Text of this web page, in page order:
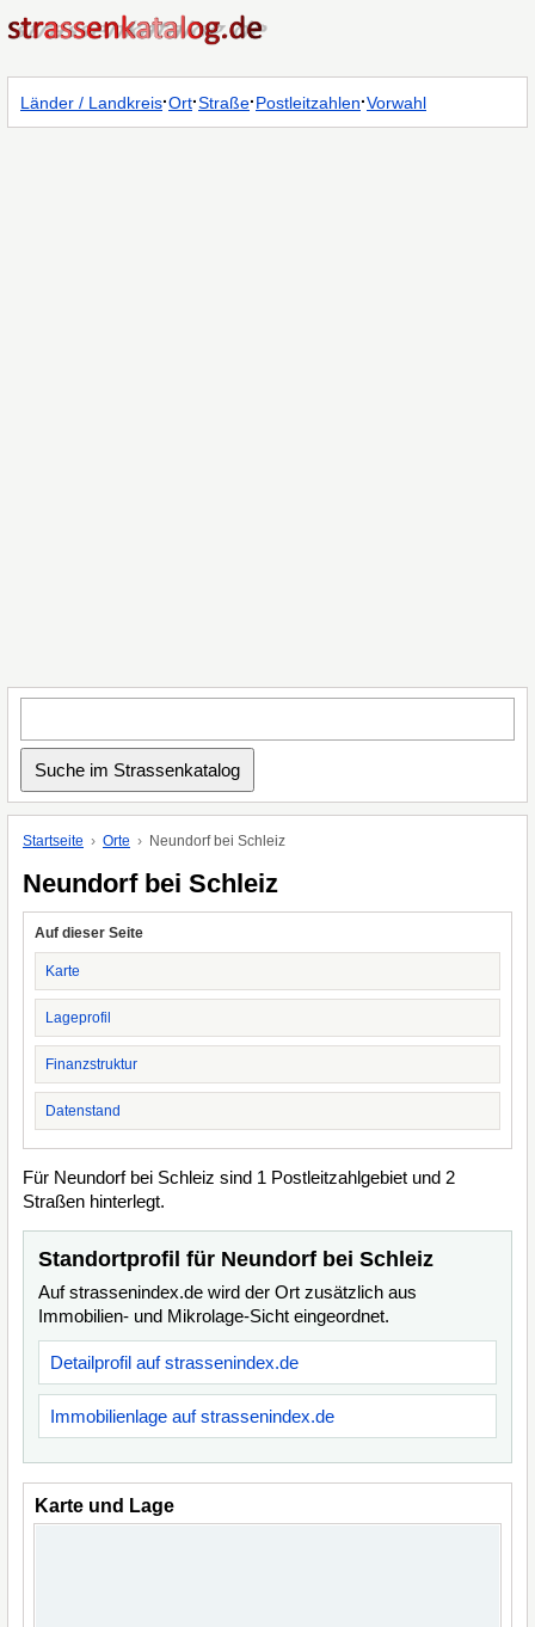
Länder / Landkreis·Ort·Straße·Postleitzahlen·Vorwahl
Startseite Orte Neundorf bei Schleiz
Neundorf bei Schleiz
Auf dieser Seite
Karte
Lageprofil
Finanzstruktur
Datenstand
Für Neundorf bei Schleiz sind 1 Postleitzahlgebiet und 2
Straßen hinterlegt.
Standortprofil für Neundorf bei Schleiz
Auf strassenindex.de wird der Ort zusätzlich aus
Immobilien- und Mikrolage-Sicht eingeordnet.
Detailprofil auf strassenindex.de
Immobilienlage auf strassenindex.de
Karte und Lage